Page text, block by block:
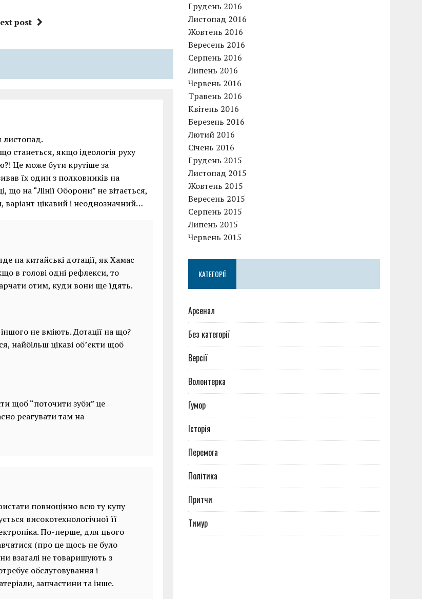
post
листопад.
станеться, якщо ідеологія руху
Це може бути крутіше за
їх один з полковників на
що на “Лінії Оборони” не вітається,
варіант цікавий і неоднозначний…
на китайські дотації, як Хамас
в голові одні рефлекси, то
отим, куди вони ще їдять.
не вміють. Дотації на що?
найбільш цікаві об’єкти щоб
щоб “поточити зуби” це
реагувати там на
повноцінно всю ту купу
високотехнологічної її
По-перше, для цього
(про це щось не було
взагалі не товаришують з
обслуговування і
запчастини та інше.
Грудень 2016
Листопад 2016
Жовтень 2016
Вересень 2016
Серпень 2016
Липень 2016
Червень 2016
Травень 2016
Квітень 2016
Березень 2016
Лютий 2016
Січень 2016
Грудень 2015
Листопад 2015
Жовтень 2015
Вересень 2015
Серпень 2015
Липень 2015
Червень 2015
КАТЕГОРІЇ
Арсенал
Без категорії
Версії
Волонтерка
Гумор
Історія
Перемога
Політика
Притчи
Тимур